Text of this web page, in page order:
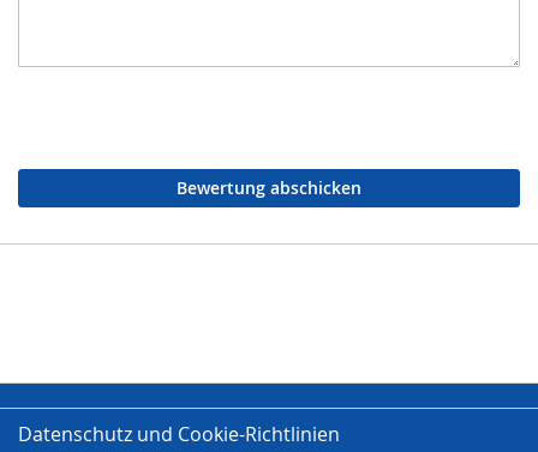
Bewertung abschicken
Datenschutz und Cookie-Richtlinien